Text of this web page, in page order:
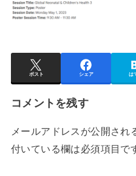
ポスト シェア は
コメントを残す
メールアドレスが公開され
付いている欄は必須項目で